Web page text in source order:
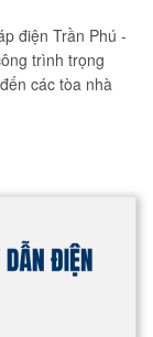
điện Trần Phú -
trình trọng
các tòa nhà